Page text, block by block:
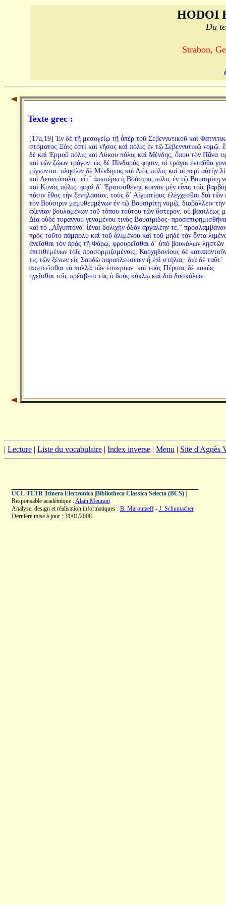
HODOI
Du
Strabon,
Texte grec :
[17a,19] Ἐν δὲ τῇ μεσογείῳ τῇ ὑπὲρ τοῦ Σεβεννυτικοῦ καὶ
στόματος Ξόις ἐστὶ καὶ νῆσος καὶ πόλις ἐν τῷ Σεβεννυτικῷ νομῷ.
δὲ καὶ Ἑρμοῦ πόλις καὶ Λύκου πόλις καὶ Μένδης, ὅπου τὸν Πᾶνα
καὶ τῶν ζῴων τράγον· ὡς δὲ Πίνδαρός φησιν, οἱ τράγοι ἐνταῦθα
μίγνυνται. πλησίον δὲ Μένδητος καὶ Διὸς πόλις καὶ αἱ περὶ αὐτὴν
καὶ Λεοντόπολις· εἶτ´ ἀπωτέρω ἡ Βούσιρις πόλις ἐν τῷ Βουσιρίτῃ
καὶ Κυνὸς πόλις. φησὶ δ´ Ἐρατοσθένης κοινὸν μὲν εἶναι τοῖς
πᾶσιν ἔθος τὴν ξενηλασίαν, τοὺς δ´ Αἰγυπτίους ἐλέγχεσθαι διὰ τῶν
τὸν Βούσιριν μεμυθευμένων ἐν τῷ Βουσιρίτῃ νομῷ, διαβάλλειν τὴν
ἀξενίαν βουλομένων τοῦ τόπου τούτου τῶν ὕστερον, οὐ βασιλέως
Δία οὐδὲ τυράννου γενομένου τινὸς Βουσίριδος·
καὶ τὸ „Αἴγυπτόνδ´ ἰέναι δολιχὴν ὁδὸν ἀργαλέην τε,“
πρὸς τοῦτο πάμπολυ καὶ τοῦ ἀλιμένου καὶ τοῦ μηδὲ τὸν ὄντα
ἀνεῖσθαι τὸν πρὸς τῇ Φάρῳ, φρουρεῖσθαι δ´ ὑπὸ βουκόλων λῃστῶν
ἐπιτιθεμένων τοῖς προσορμιζομένοις, Καρχηδονίους δὲ
τις τῶν ξένων εἰς Σαρδὼ παραπλεύσειεν ἢ ἐπὶ στήλας· διὰ δὲ ταῦτ´
ἀπιστεῖσθαι τὰ πολλὰ τῶν ἑσπερίων· καὶ τοὺς Πέρσας δὲ κακῶς
ἡγεῖσθαι τοῖς πρέσβεσι τὰς ὁ δοὺς κύκλῳ καὶ διὰ δυσκόλων.
| Lecture | Liste du vocabulaire | Index inverse | Menu | Site d'Agnès
UCL| FLTR| Itinera Electronica| Bibliotheca Classica Selecta (BCS)|
Responsable académique :Alain Meurant
Analyse, design et réalisation informatiques : B. Maroutaeff- J. Schumacher
Dernière mise à jour : 31/01/2008